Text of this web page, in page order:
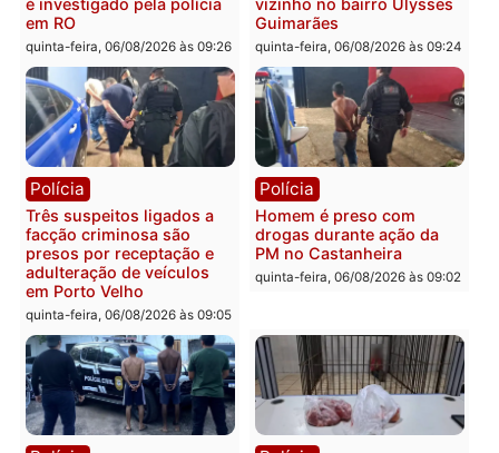
e processamento da ação
que pode levar à perda do
mandato da prefeita de
Pimenta Bueno
quinta-feira, 06/08/2026 às 18:20
prendem trio na zona
Leste
quinta-feira, 06/08/2026 às
Polícia
Jovem é encontrado morto
na Rua dos Cravos e caso
é investigado pela polícia
em RO
quinta-feira, 06/08/2026 às 09:26
Polícia
vizinho no bairro
Guimarães
quinta-feira, 06/08/2026 às